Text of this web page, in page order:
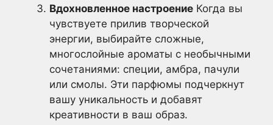
Вдохновленное настроение Когда вы
чувствуете прилив творческой
энергии, выбирайте сложные,
многослойные ароматы с необычными
сочетаниями: специи, амбра, пачули
или смолы. Эти парфюмы подчеркнут
вашу уникальность и добавят
креативности в ваш образ.